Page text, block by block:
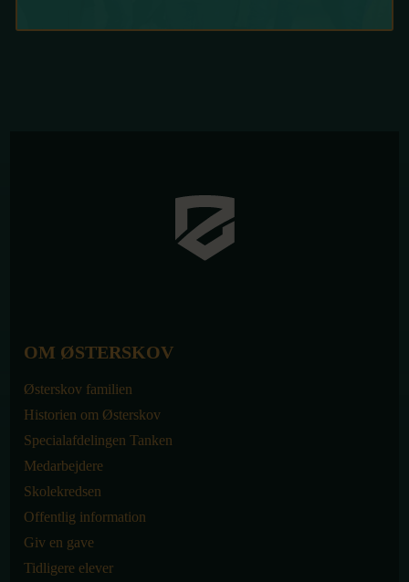
OM ØSTERSKOV
Østerskov familien
Historien om Østerskov
Specialafdelingen Tanken
Medarbejdere
Skolekredsen
Offentlig information
Giv en gave
Tidligere elever